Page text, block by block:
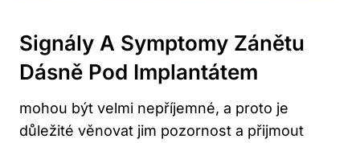
Signály A Symptomy Zánětu
Dásně Pod Implantátem
mohou být velmi nepříjemné, a proto je
důležité věnovat jim pozornost a přijmout